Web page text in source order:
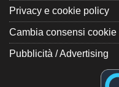
Privacy e cookie policy
Cambia consensi cookie
Pubblicità / Advertising